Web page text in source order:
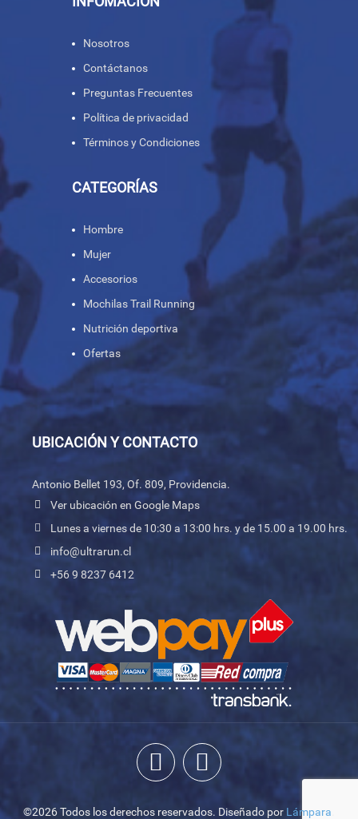
Nosotros
Contáctanos
Preguntas Frecuentes
Política de privacidad
Términos y Condiciones
CATEGORÍAS
Hombre
Mujer
Accesorios
Mochilas Trail Running
Nutrición deportiva
Ofertas
UBICACIÓN Y CONTACTO
Antonio Bellet 193, Of. 809, Providencia.
Ver ubicación en Google Maps
Lunes a viernes de 10:30 a 13:00 hrs. y de 15.00 a 19.00 hrs.
info@ultrarun.cl
+56 9 8237 6412
©2026 Todos los derechos reservados. Diseñado por Lámpara